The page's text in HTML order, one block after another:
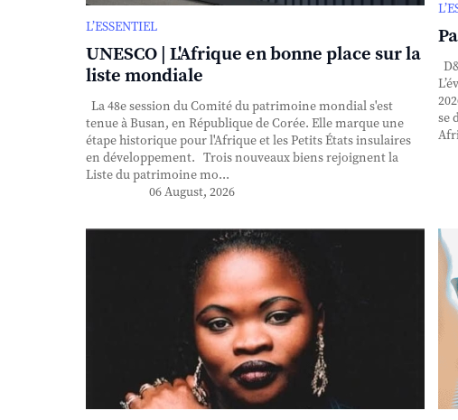
L’ESSENTIEL
UNESCO | L'Afrique en bonne place sur la
liste mondiale
La 48e session du Comité du patrimoine mondial s'est
tenue à Busan, en République de Corée. Elle marque une
étape historique pour l'Afrique et les Petits États insulaires
en développement. Trois nouveaux biens rejoignent la
Liste du patrimoine mo...
06 August, 2026
se